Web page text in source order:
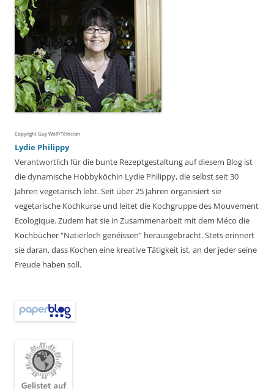
Copyright Guy Wolf/Télécran
Lydie Philippy
Verantwortlich für die bunte Rezeptgestaltung auf diesem Blog ist
die dynamische Hobbyköchin Lydie Philippy, die selbst seit 30
Jahren vegetarisch lebt. Seit über 25 Jahren organisiert sie
vegetarische Kochkurse und leitet die Kochgruppe des Mouvement
Ecologique. Zudem hat sie in Zusammenarbeit mit dem Méco die
Kochbücher “Natierlech genéissen” herausgebracht. Stets erinnert
sie daran, dass Kochen eine kreative Tätigkeit ist, an der jeder seine
Freude haben soll.